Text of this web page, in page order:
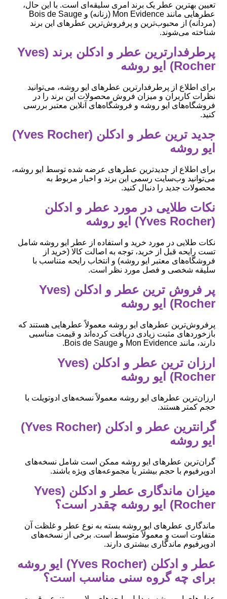
تعیین بهترین عطر یک برند امری سلیقه‌ای است. با این حال،
عطرهایی مانند Mon Evidence (زنانه) و Bois de Sauge
(مردانه) از محبوب‌ترین و پرفروش‌ترین عطرهای این برند
شناخته می‌شوند.
پرطرفدارترین عطر و ادکلن برند (Yves
Rocher) ایو روشه
برای اطلاع از پرطرفدارترین عطرهای ایو روشه، می‌توانید
نظرات کاربران و میزان فروش محصولات این برند را در
فروشگاه‌های ایو روشه و فروشگاه‌های آنلاین معتبر بررسی
کنید.
جدید ترین عطر و ادکلن (Yves Rocher)
ایو روشه
برای اطلاع از جدیدترین عطرهای عرضه شده توسط ایو روشه،
می‌توانید وب‌سایت رسمی این برند و اخبار مربوط به
محصولات جدید را دنبال کنید.
نکات طلایی در مورد عطر و ادکلن
(Yves Rocher) ایو روشه
نکات طلایی در مورد خرید و استفاده از عطر ایو روشه شامل
تست رایحه قبل از خرید، توجه به اصالت کالا (خرید از
فروشگاه‌های معتبر ایو روشه) و انتخاب رایحه متناسب با
سلیقه شخصی و فصل مورد نظر است.
پر فروش ترین عطر و ادکلن (Yves
Rocher) ایو روشه
پرفروش‌ترین عطرهای ایو روشه معمولاً عطرهایی هستند که
بازخوردهای مثبت زیادی دریافت کرده‌اند و قیمت مناسبی
دارند، مانند Mon Evidence و Bois de Sauge.
ارزان ترین عطر و ادکلن (Yves
Rocher) ایو روشه
ارزان‌ترین عطرهای ایو روشه معمولاً نسخه‌های ادوتویلت با
حجم کمتر هستند.
گرانترین عطر و ادکلن (Yves Rocher)
ایو روشه
گران‌ترین عطرهای ایو روشه ممکن است شامل نسخه‌های
ادوپرفیوم با حجم بیشتر یا مجموعه‌های ویژه باشند.
میزان ماندگاری عطر و ادکلن (Yves
Rocher) ایو روشه چقدر است؟
ماندگاری عطرهای ایو روشه بسته به نوع عطر و غلظت آن
متفاوت است و معمولاً متوسط است. برخی از نسخه‌های
ادوپرفیوم ماندگاری بیشتری دارند.
عطر و ادکلن (Yves Rocher) ایو روشه
برای چه گروه سنی مناسب است؟